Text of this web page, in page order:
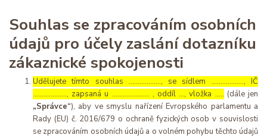
Souhlas se zpracováním osobních
údajů pro účely zaslání dotazníku
zákaznické spokojenosti
Udělujete tímto souhlas ……………..., se sídlem ………………, IČ
………………., zapsaná u ………………… , oddíl …, vložka ….. (dále jen
„Správce“), aby ve smyslu nařízení Evropského parlamentu a
Rady (EU) č. 2016/679 o ochraně fyzických osob v souvislosti
se zpracováním osobních údajů a o volném pohybu těchto údajů